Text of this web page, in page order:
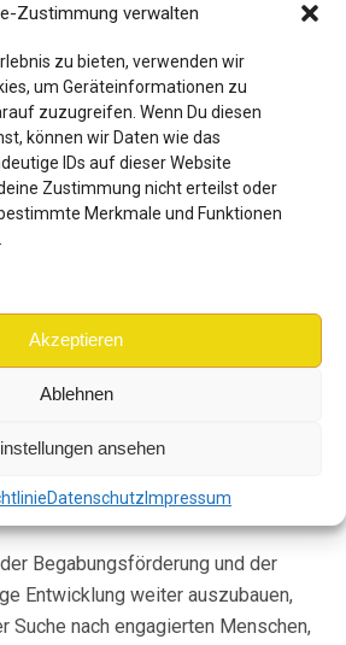
Zustimmung verwalten
zu bieten, verwenden wir
um Geräteinformationen zu
zuzugreifen. Wenn Du diesen
können wir Daten wie das
IDs auf dieser Website
Zustimmung nicht erteilst oder
Merkmale und Funktionen
Akzeptieren
Ablehnen
ansehen
DatenschutzImpressum
ihre Fähigkeiten gezielt für
Erfahrung gesammelt,
Gemeinnütziges bewirken
Spendenmanagement
von Frankfurt und unterstützt
aus der Ferne. Dabei
sie uns trotz der Entfernung so
Unterstützung wird uns dabei
noch besser zu gestalten und
dir.
Begabungsförderung und der
Entwicklung weiter auszubauen,
Suche nach engagierten Menschen,